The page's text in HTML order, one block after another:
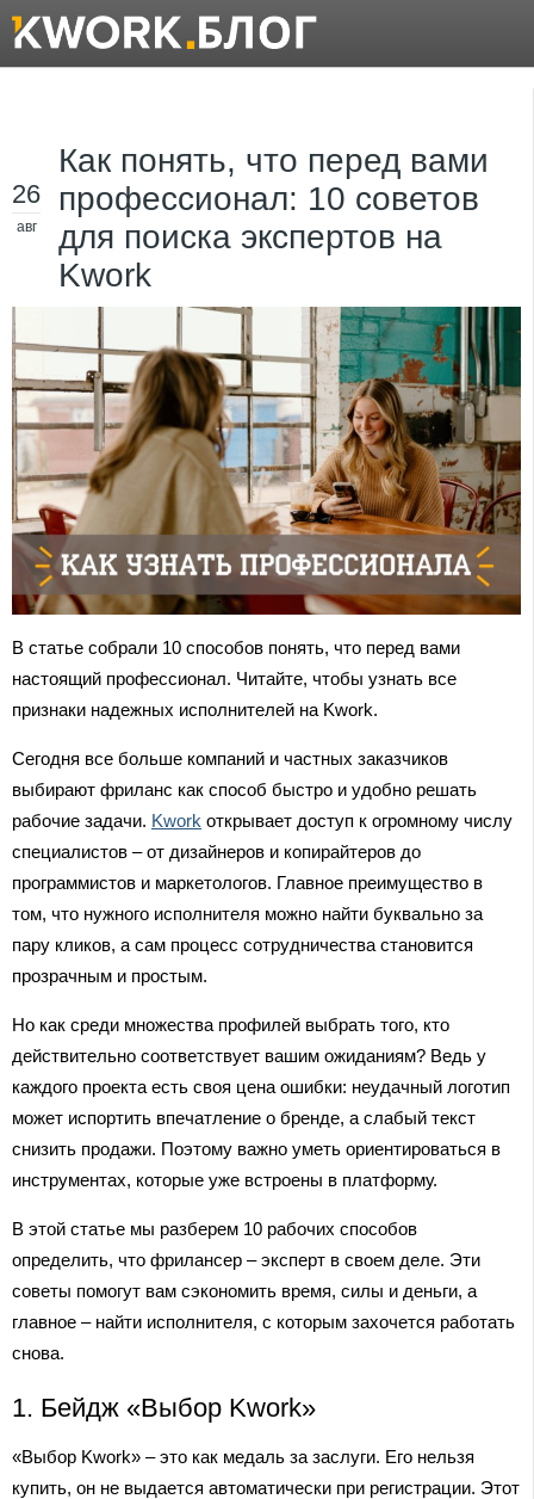
26
авг
Как понять, что перед вами
профессионал: 10 советов
для поиска экспертов на
Kwork
В статье собрали 10 способов понять, что перед вами
настоящий профессионал. Читайте, чтобы узнать все
признаки надежных исполнителей на Kwork.
Сегодня все больше компаний и частных заказчиков
выбирают фриланс как способ быстро и удобно решать
рабочие задачи. Kwork открывает доступ к огромному числу
специалистов – от дизайнеров и копирайтеров до
программистов и маркетологов. Главное преимущество в
том, что нужного исполнителя можно найти буквально за
пару кликов, а сам процесс сотрудничества становится
прозрачным и простым.
Но как среди множества профилей выбрать того, кто
действительно соответствует вашим ожиданиям? Ведь у
каждого проекта есть своя цена ошибки: неудачный логотип
может испортить впечатление о бренде, а слабый текст
снизить продажи. Поэтому важно уметь ориентироваться в
инструментах, которые уже встроены в платформу.
В этой статье мы разберем 10 рабочих способов
определить, что фрилансер – эксперт в своем деле. Эти
советы помогут вам сэкономить время, силы и деньги, а
главное – найти исполнителя, с которым захочется работать
снова.
1. Бейдж «Выбор Kwork»
«Выбор Kwork» – это как медаль за заслуги. Его нельзя
купить, он не выдается автоматически при регистрации. Этот